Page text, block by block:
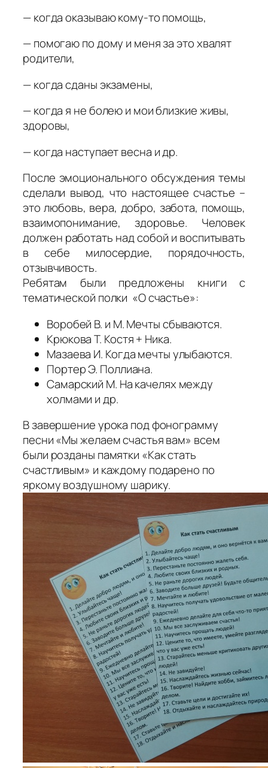
— когда оказываю кому-то помощь,
— помогаю по дому и меня за это хвалят
родители,
— когда сданы экзамены,
— когда я не болею и мои близкие живы,
здоровы,
— когда наступает весна и др.
После эмоционального обсуждения темы
сделали вывод, что настоящее счастье –
это любовь, вера, добро, забота, помощь,
взаимопонимание, здоровье. Человек
должен работать над собой и воспитывать
в себе милосердие, порядочность,
отзывчивость.
Ребятам были предложены книги с
тематической полки «О счастье»:
Воробей В. и М. Мечты сбываются.
Крюкова Т. Костя + Ника.
Мазаева И. Когда мечты улыбаются.
Портер Э. Поллиана.
Самарский М. На качелях между
холмами и др.
В завершение урока под фонограмму
песни «Мы желаем счастья вам» всем
были розданы памятки «Как стать
счастливым» и каждому подарено по
яркому воздушному шарику.